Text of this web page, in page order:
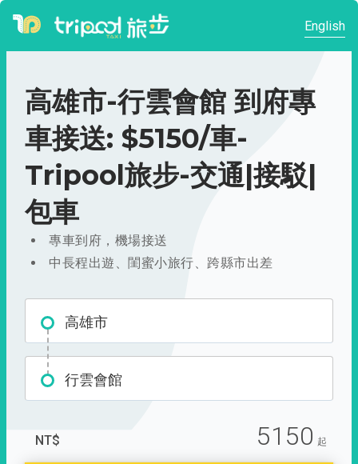
English
高雄市-行雲會館 到府專
車接送: $5150/車-
Tripool旅步-交通|接駁|
包車
專車到府，機場接送
中長程出遊、閨蜜小旅行、跨縣市出差
高雄市
行雲會館
NT$ 5150 起